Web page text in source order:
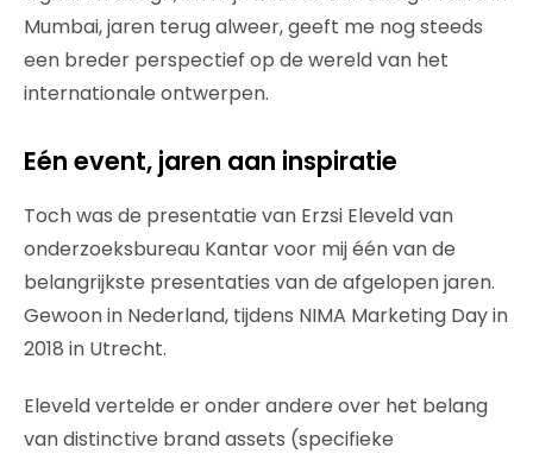
Mumbai, jaren terug alweer, geeft me nog steeds
een breder perspectief op de wereld van het
internationale ontwerpen.
Eén event, jaren aan inspiratie
Toch was de presentatie van Erzsi Eleveld van
onderzoeksbureau Kantar voor mij één van de
belangrijkste presentaties van de afgelopen jaren.
Gewoon in Nederland, tijdens NIMA Marketing Day in
2018 in Utrecht.
Eleveld vertelde er onder andere over het belang
van distinctive brand assets (specifieke